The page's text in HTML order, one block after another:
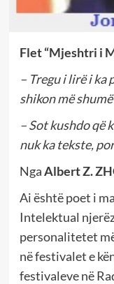
Flet “Mjeshtri i
– Tregu i lirë i ka
shikon më
– Sot kushdo që
nuk ka tekste,
NgaAlbert Z.
Ai është poet i
Intelektual
personalitetet
në festivalet e
festivaleve në